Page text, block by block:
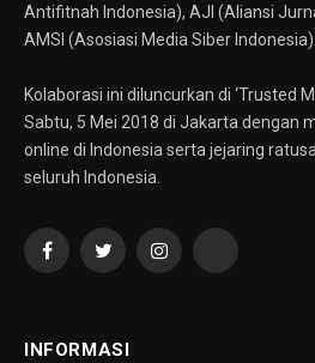
Antifitnah Indonesia), AJI (Aliansi
AMSI (Asosiasi Media Siber Indonesia).
Kolaborasi ini diluncurkan di ‘Trusted
Sabtu, 5 Mei 2018 di Jakarta dengan
online di Indonesia serta jejaring
seluruh Indonesia.
FacebookTwitterInstagramYouTube
INFORMASI